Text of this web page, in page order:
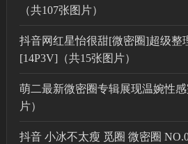
（共107张图片）
抖音网红星怡很甜[微密圈]超级整
[14P3V]（共15张图片）
萌二最新微密圈专辑展现温婉性
片）
抖音 小冰不太瘦 觅圈 微密圈